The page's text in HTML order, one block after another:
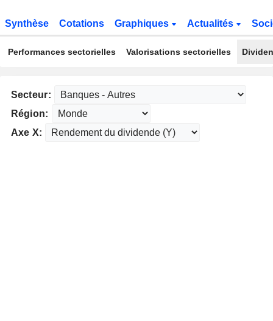
Synthèse Cotations Graphiques Actualités
Performances sectorielles Valorisations sectorielles
Secteur:
Région:
Axe X: